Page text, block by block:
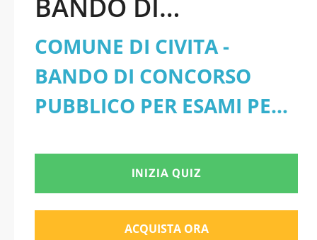
BANDO DI
CONCORSO
PUBBLICO PER ESAMI
PER LA COPERTURA
DI N. 2 POSTI A
TEMPO
INDETERMINATO E
COMUNE DI CIVITA -
BANDO DI CONCORSO
PUBBLICO PER ESAMI PER
POSTI A TEMPO
INDETERMINATO E PART-
TIME 12H NEL PROFILO
INIZIA QUIZ
ACQUISTA ORA